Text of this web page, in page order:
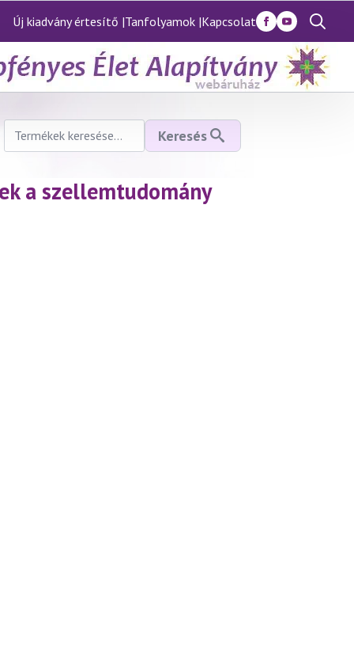
Új kiadvány értesítő |Tanfolyamok |Kapcsolat
Search
for:
Keresés
következőre:
Keresés
a szellemtudomány